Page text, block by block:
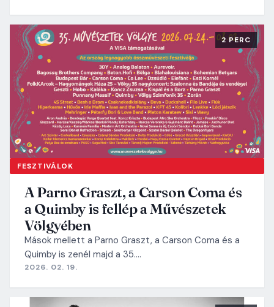
FESZTIVÁLOK
2 PERC
A Parno Graszt, a Carson Coma és
a Quimby is fellép a Művészetek
Völgyében
Mások mellett a Parno Graszt, a Carson Coma és a
Quimby is zenél majd a 35.…
2026. 02. 19.